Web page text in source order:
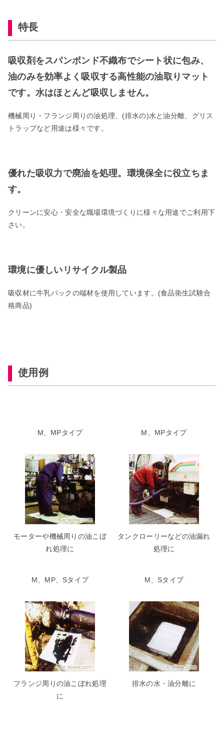
特長
吸収剤をスパンボンド不織布でシート状に包み、
油のみを効率よく吸収する高性能の油取りマット
です。水はほとんど吸収しません。
機械周り・フランジ周りの油処理、(排水の)水と油分離、グリス
トラップなど用途は様々です。
優れた吸収力で廃油を処理。環境保全に役立ちま
す。
クリーンに安心・安全な職場環境づくりに様々な用途でご利用下
さい。
環境に優しいリサイクル製品
吸収材に牛乳パックの端材を使用しています。(食品衛生試験合
格商品)
使用例
M、MPタイプ
モーターや機械周りの油こぼ
れ処理に
M、MPタイプ
タンクローリーなどの油漏れ
処理に
M、MP、Sタイプ
フランジ周りの油こぼれ処理
に
M、Sタイプ
排水の水・油分離に